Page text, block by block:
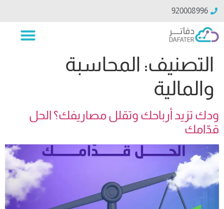
920008996
التصنيف: المحاسبة
والمالية
ودك تزيد أرباحك وتقلل مصاريفك؟ الحل
قدّامك